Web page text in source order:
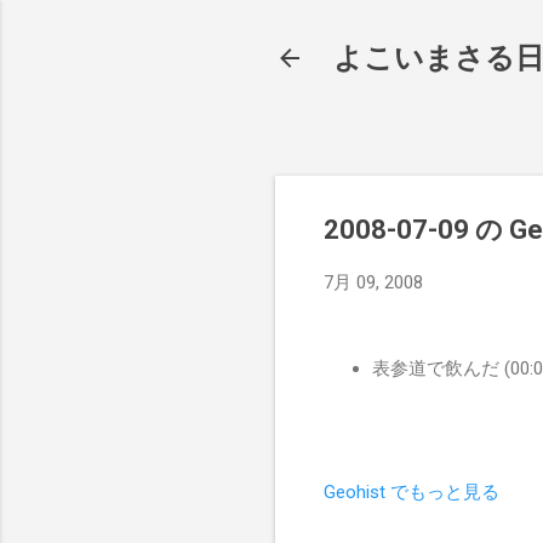
よこいまさる
2008-07-09 の
7月 09, 2008
表参道で飲んだ
Geohist でもっと見る